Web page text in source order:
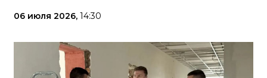
06 июля 2026, 14:30